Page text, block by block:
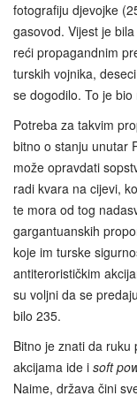
fotografiju djevojke
gasovod. Vijest je
reći propagandnim
turskih vojnika,
se dogodilo. To je bio
Potreba za takvim
bitno o stanju unutar
može opravdati
radi kvara na cijevi,
te mora od tog
gargantuanskih
koje im turske
antiterorističkim
su voljni da se
bilo 235.
Bitno je znati da ruku
akcijama ide i soft
Naime, država čini